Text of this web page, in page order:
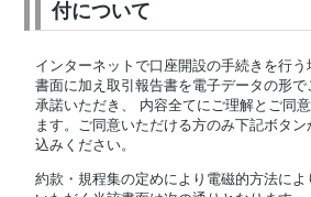
付について
インターネットで口座開設の手続きを行
書面に加え取引報告書を電子データの形
承諾いただき、 内容全てにご理解とご同
ます。ご同意いただける方のみ下記ボタ
込みください。
約款・規程集の定めにより電磁的方法に